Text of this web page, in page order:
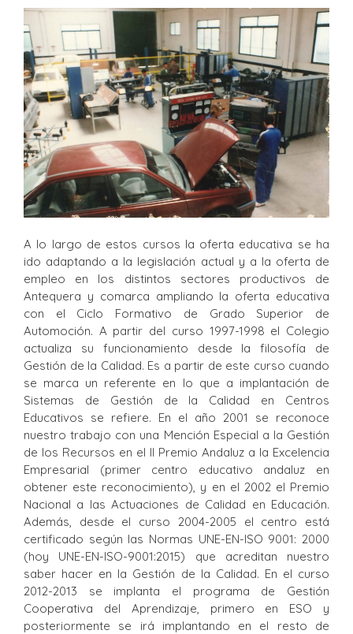
A lo largo de estos cursos la oferta educativa se ha
ido adaptando a la legislación actual y a la oferta de
empleo en los distintos sectores productivos de
Antequera y comarca ampliando la oferta educativa
con el Ciclo Formativo de Grado Superior de
Automoción. A partir del curso 1997-1998 el Colegio
actualiza su funcionamiento desde la filosofía de
Gestión de la Calidad. Es a partir de este curso cuando
se marca un referente en lo que a implantación de
Sistemas de Gestión de la Calidad en Centros
Educativos se refiere. En el año 2001 se reconoce
nuestro trabajo con una Mención Especial a la Gestión
de los Recursos en el II Premio Andaluz a la Excelencia
Empresarial (primer centro educativo andaluz en
obtener este reconocimiento), y en el 2002 el Premio
Nacional a las Actuaciones de Calidad en Educación.
Además, desde el curso 2004-2005 el centro está
certificado según las Normas UNE-EN-ISO 9001: 2000
(hoy UNE-EN-ISO-9001:2015) que acreditan nuestro
saber hacer en la Gestión de la Calidad. En el curso
2012-2013 se implanta el programa de Gestión
Cooperativa del Aprendizaje, primero en ESO y
posteriormente se irá implantando en el resto de